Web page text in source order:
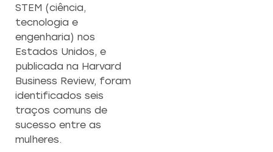
STEM (ciência,
tecnologia e
engenharia) nos
Estados Unidos, e
publicada na Harvard
Business Review, foram
identificados seis
traços comuns de
sucesso entre as
mulheres.
REESTRUTURAÇÃO
DE EMPRESAS